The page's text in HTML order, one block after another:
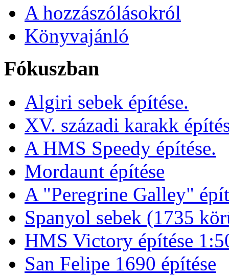
A hozzászólásokról
Könyvajánló
Fókuszban
Algiri sebek építése.
XV. századi karakk
A HMS Speedy építése.
Mordaunt építése
A "Peregrine Galley"
Spanyol sebek (1735
HMS Victory építése
San Felipe 1690 építése